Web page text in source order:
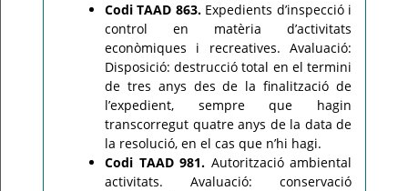
Codi TAAD 863.Expedients d’inspecció i
control en matèria d’activitats
econòmiques i recreatives. Avaluació:
Disposició: destrucció total en el termini
de tres anys des de la finalització de
l’expedient, sempre que hagin
transcorregut quatre anys de la data de
la resolució, en el cas que n’hi hagi.
Codi TAAD 981. Autorització ambiental
activitats. Avaluació: conservació